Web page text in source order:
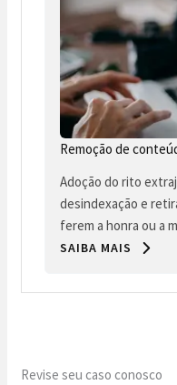
Remoção de
Adoção do rito
desindexação e
ferem a honra ou a
SAIBA MAIS
Revise seu caso conosco